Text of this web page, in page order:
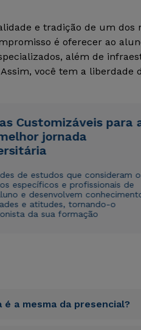
e tradição de um dos
é oferecer ao
além de
você tem a liberdade
Customizáveis para
jornada
de estudos que consideram
específicos e profissionais de
e desenvolvem
e atitudes, tornando-o
da sua formação
a mesma da presencial?
Rápido e fácil
Estou de acordo com aPolítica de
autorizo que meus dados sejam
envio de conteúdos da Cruzeiro do
Rápido e fácil
Estou de acordo com aPolítica de
autorizo que meus dados sejam
envio de conteúdos da Cruzeiro do